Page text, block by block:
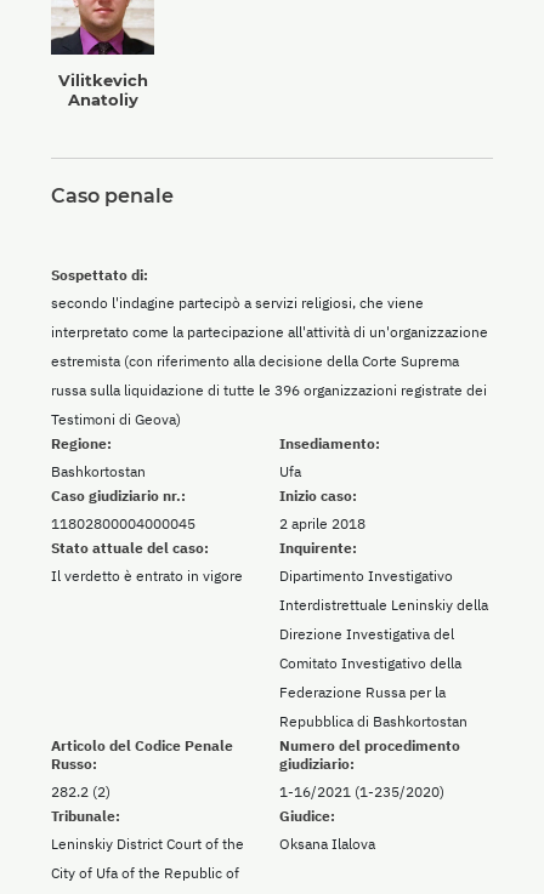
Vilitkevich
Anatoliy
Caso penale
Regione:
Bashkortostan
Insediamento:
Ufa
Sospettato di:
secondo l'indagine partecipò a servizi religiosi, che viene
interpretato come la partecipazione all'attività di un'organizzazione
estremista (con riferimento alla decisione della Corte Suprema
russa sulla liquidazione di tutte le 396 organizzazioni registrate dei
Testimoni di Geova)
Caso giudiziario nr.:
11802800004000045
Inizio caso:
2 aprile 2018
Stato attuale del caso:
Il verdetto è entrato in vigore
Inquirente:
Dipartimento Investigativo
Interdistrettuale Leninskiy della
Direzione Investigativa del
Comitato Investigativo della
Federazione Russa per la
Repubblica di Bashkortostan
Articolo del Codice Penale
Russo:
282.2 (2)
Numero del procedimento
giudiziario:
1-16/2021 (1-235/2020)
Tribunale:
Leninskiy District Court of the
City of Ufa of the Republic of
Giudice:
Oksana Ilalova